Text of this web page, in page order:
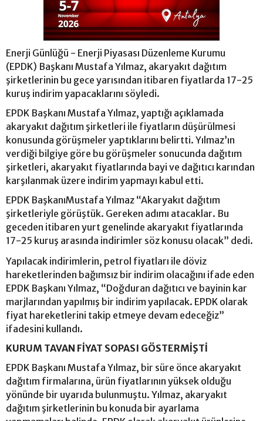
Enerji Günlüğü - Enerji Piyasası Düzenleme Kurumu
(EPDK) Başkanı Mustafa Yılmaz, akaryakıt dağıtım
şirketlerinin bu gece yarısından itibaren fiyatlarda 17-25
kuruş indirim yapacaklarını söyledi.
EPDK Başkanı Mustafa Yılmaz, yaptığı açıklamada
akaryakıt dağıtım şirketleri ile fiyatların düşürülmesi
konusunda görüşmeler yaptıklarını belirtti. Yılmaz’ın
verdiği bilgiye göre bu görüşmeler sonucunda dağıtım
şirketleri, akaryakıt fiyatlarında bayi ve dağıtıcı karından
karşılanmak üzere indirim yapmayı kabul etti.
EPDK BaşkanıMustafa Yılmaz “Akaryakıt dağıtım
şirketleriyle görüştük. Gereken adımı atacaklar. Bu
geceden itibaren yurt genelinde akaryakıt fiyatlarında
17-25 kuruş arasında indirimler söz konusu olacak” dedi.
Yapılacak indirimlerin, petrol fiyatları ile döviz
hareketlerinden bağımsız bir indirim olacağını ifade eden
EPDK Başkanı Yılmaz, “Doğduran dağıtıcı ve bayinin kar
marjlarından yapılmış bir indirim yapılacak. EPDK olarak
fiyat hareketlerini takip etmeye devam edeceğiz”
ifadesini kullandı.
KURUM TAVAN FİYAT SOPASI GÖSTERMİŞTİ
EPDK Başkanı Mustafa Yılmaz, bir süre önce akaryakıt
dağıtım firmalarına, ürün fiyatlarının yüksek olduğu
yönünde bir uyarıda bulunmuştu. Yılmaz, akaryakıt
dağıtım şirketlerinin bu konuda bir ayarlama